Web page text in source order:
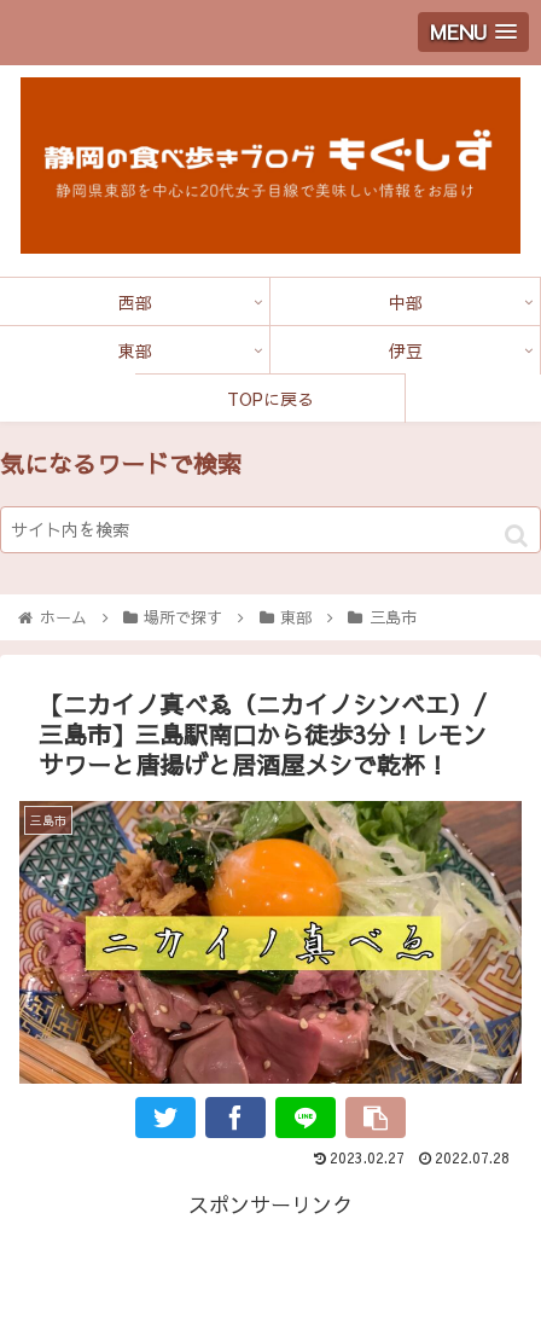
MENU
西部
中部
東部
伊豆
TOPに戻る
気になるワードで検索
ホーム 場所で探す 東部 三島市
【ニカイノ真べゑ（ニカイノシンベエ）/
三島市】三島駅南口から徒歩3分！レモン
サワーと唐揚げと居酒屋メシで乾杯！
三島市
2023.02.27 2022.07.28
スポンサーリンク